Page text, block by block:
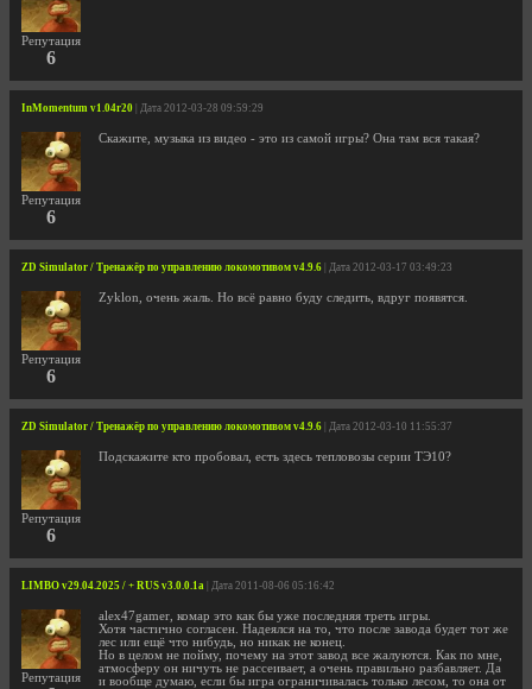
Репутация
6
InMomentum v1.04r20 | Дата 2012-03-28 09:59:29
Репутация
6
Скажите, музыка из видео - это из самой игры? Она там вся такая?
ZD Simulator / Тренажёр по управлению локомотивом v4.9.6 | Дата 2012-03-17 03:49:23
Репутация
6
Zyklon, очень жаль. Но всё равно буду следить, вдруг появятся.
ZD Simulator / Тренажёр по управлению локомотивом v4.9.6 | Дата 2012-03-10 11:55:37
Репутация
6
Подскажите кто пробовал, есть здесь тепловозы серии ТЭ10?
LIMBO v29.04.2025 / + RUS v3.0.0.1a | Дата 2011-08-06 05:16:42
Репутация
alex47gamer, комар это как бы уже последняя треть игры.
Хотя частично согласен. Надеялся на то, что после завода будет тот же
лес или ещё что нибудь, но никак не конец.
Но в целом не пойму, почему на этот завод все жалуются. Как по мне,
атмосферу он ничуть не рассеивает, а очень правильно разбавляет. Да
и вообще думаю, если бы игра ограничивалась только лесом, то она от